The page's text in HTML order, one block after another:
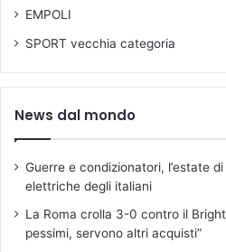
EMPOLI
SPORT vecchia categoria
News dal mondo
Guerre e condizionatori, l’estate
elettriche degli italiani
La Roma crolla 3-0 contro il
pessimi, servono altri acquisti”